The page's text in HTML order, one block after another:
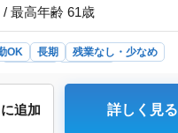
最高年齢 61歳
OK 長期
残業なし・少なめ
自動車整備士
に追加 詳しく見る